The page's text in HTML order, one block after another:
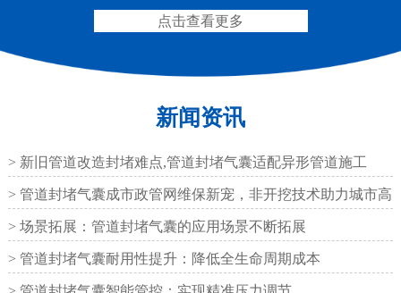
RG型桥梁伸缩缝
D40、60、80型桥梁伸
模数式160、240、320伸
SF梳型伸缩缝
点击查看更多
新闻资讯
> 新旧管道改造封堵难点,管道封堵气囊适配异形管道施工
> 管道封堵气囊成市政管网维保新宠，非开挖技术助力城市高
效运
> 场景拓展：管道封堵气囊的应用场景不断拓展
> 管道封堵气囊耐用性提升：降低全生命周期成本